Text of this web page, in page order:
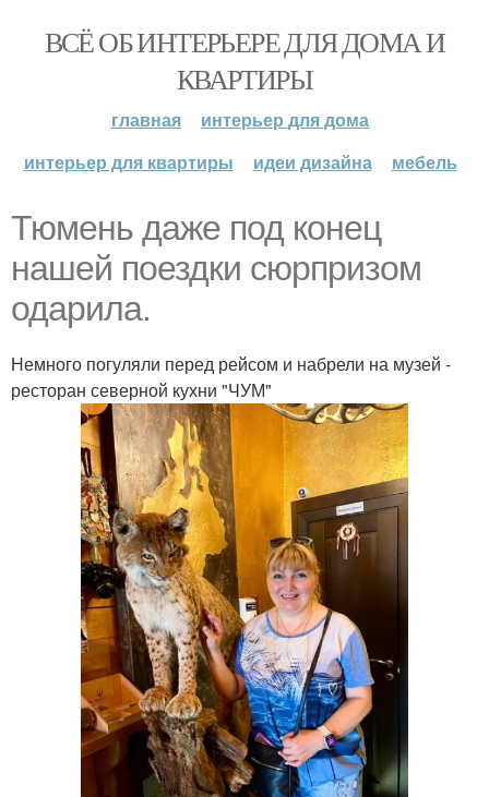
ВСЁ ОБ ИНТЕРЬЕРЕ ДЛЯ ДОМА И
КВАРТИРЫ
главная
интерьер для дома
интерьер для квартиры
идеи дизайна мебель
Тюмень даже под конец
нашей поездки сюрпризом
одарила.
Немного погуляли перед рейсом и набрели на музей -
ресторан северной кухни "ЧУМ"